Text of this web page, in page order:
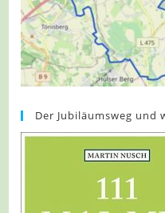
Der Jubiläumsweg und